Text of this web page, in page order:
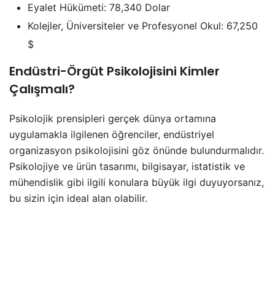
Eyalet Hükümeti: 78,340 Dolar
Kolejler, Üniversiteler ve Profesyonel Okul: 67,250
$
Endüstri-Örgüt Psikolojisini Kimler
Çalışmalı?
Psikolojik prensipleri gerçek dünya ortamına
uygulamakla ilgilenen öğrenciler, endüstriyel
organizasyon psikolojisini göz önünde bulundurmalıdır.
Psikolojiye ve ürün tasarımı, bilgisayar, istatistik ve
mühendislik gibi ilgili konulara büyük ilgi duyuyorsanız,
bu sizin için ideal alan olabilir.